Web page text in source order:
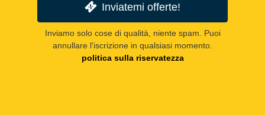
Inviatemi offerte!
Inviamo solo cose di qualità, niente spam. Puoi
annullare l'iscrizione in qualsiasi momento.
politica sulla riservatezza